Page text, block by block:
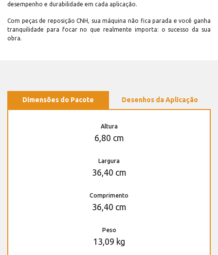
desempenho e durabilidade em cada aplicação.
Com peças de reposição CNH, sua máquina não fica parada e você ganha
tranquilidade para focar no que realmente importa: o sucesso da sua
obra.
Dimensões do Pacote Desenhos da Aplicação
Altura
6,80 cm
Largura
36,40 cm
Comprimento
36,40 cm
Peso
13,09 kg